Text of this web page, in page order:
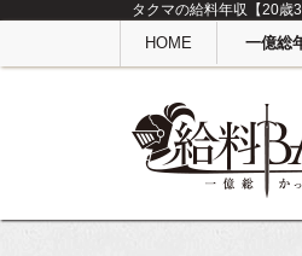
タクマの給料年収【20歳
HOME 一億総